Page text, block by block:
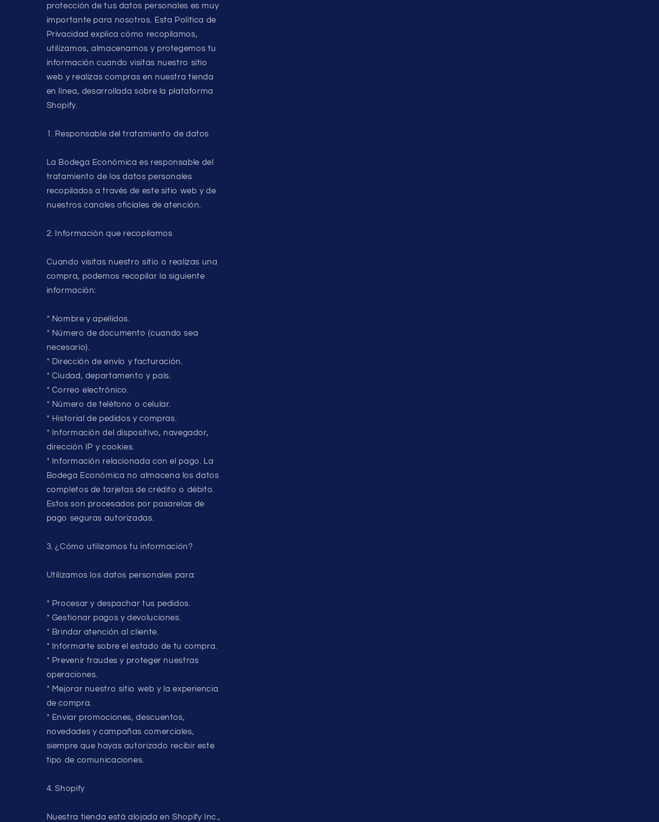
protección de tus datos personales es muy
importante para nosotros. Esta Política de
Privacidad explica cómo recopilamos,
utilizamos, almacenamos y protegemos tu
información cuando visitas nuestro sitio
web y realizas compras en nuestra tienda
en línea, desarrollada sobre la plataforma
Shopify.
1. Responsable del tratamiento de datos
La Bodega Económica es responsable del
tratamiento de los datos personales
recopilados a través de este sitio web y de
nuestros canales oficiales de atención.
2. Información que recopilamos
Cuando visitas nuestro sitio o realizas una
compra, podemos recopilar la siguiente
información:
* Nombre y apellidos.
* Número de documento (cuando sea
necesario).
* Dirección de envío y facturación.
* Ciudad, departamento y país.
* Correo electrónico.
* Número de teléfono o celular.
* Historial de pedidos y compras.
* Información del dispositivo, navegador,
dirección IP y cookies.
* Información relacionada con el pago. La
Bodega Económica no almacena los datos
completos de tarjetas de crédito o débito.
Estos son procesados por pasarelas de
pago seguras autorizadas.
3. ¿Cómo utilizamos tu información?
Utilizamos los datos personales para:
* Procesar y despachar tus pedidos.
* Gestionar pagos y devoluciones.
* Brindar atención al cliente.
* Informarte sobre el estado de tu compra.
* Prevenir fraudes y proteger nuestras
operaciones.
* Mejorar nuestro sitio web y la experiencia
de compra.
* Enviar promociones, descuentos,
novedades y campañas comerciales,
siempre que hayas autorizado recibir este
tipo de comunicaciones.
4. Shopify
Nuestra tienda está alojada en Shopify Inc.,